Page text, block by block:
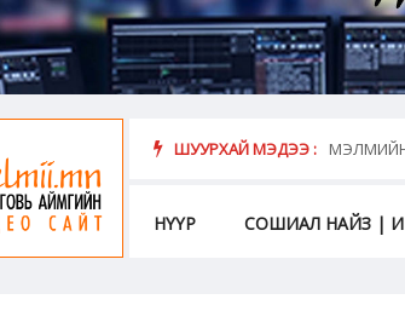
ШУУРХАЙ МЭДЭЭ :
оролцоо идэвх чармай...
НҮҮР СОШИАЛ НАЙЗ |